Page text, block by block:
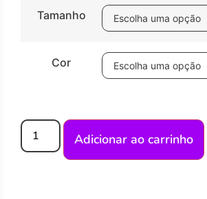
Tamanho
Cor
Adicionar ao carrinho